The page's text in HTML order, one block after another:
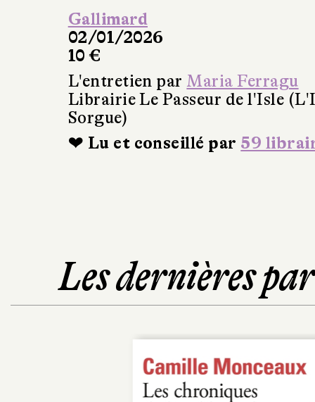
Gallimard
02/01/2026
10 €
L'entretien par Maria Ferragu
Librairie Le Passeur de l'Isle
Sorgue)
❤ Lu et conseillé par 59
Les dernières